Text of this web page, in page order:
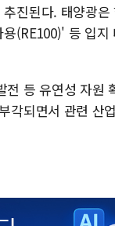
진된다. 태양광
(RE100)' 등 입
등 유연성 자원
각되면서 관련 산